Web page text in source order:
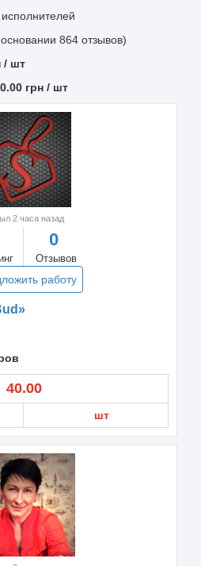
исполнителей
864 отзывов)
/ шт
грн / шт
2 часа назад
0
Отзывов
работу
40.00
шт